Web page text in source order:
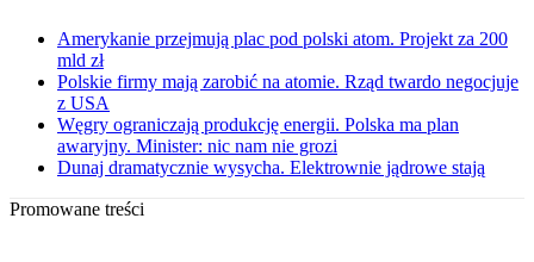
Amerykanie przejmują plac pod polski atom. Projekt za 200
mld zł
Polskie firmy mają zarobić na atomie. Rząd twardo negocjuje
z USA
Węgry ograniczają produkcję energii. Polska ma plan
awaryjny. Minister: nic nam nie grozi
Dunaj dramatycznie wysycha. Elektrownie jądrowe stają
Promowane treści